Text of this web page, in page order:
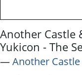
Another Castle
Yukicon - The
―Another Castle